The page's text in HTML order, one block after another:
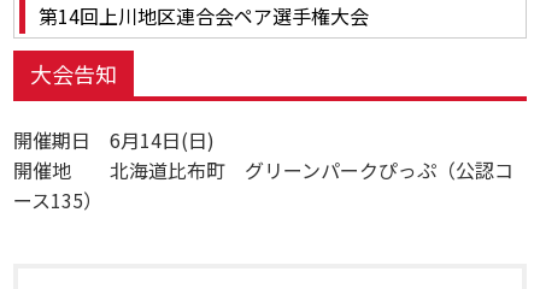
第14回上川地区連合会ペア選手権大会
大会告知
開催期日 6月14日(日)
開催地 北海道比布町 グリーンパークぴっぷ（公認コ
ース135）